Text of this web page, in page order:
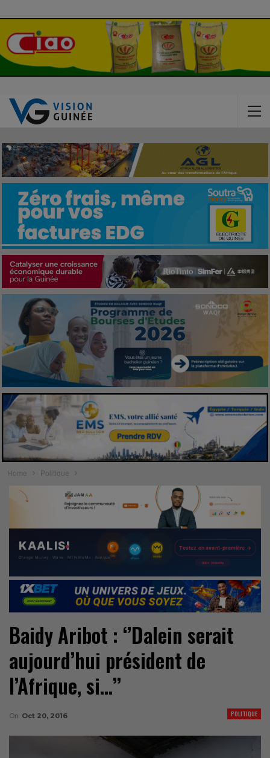
Home Politique
Baidy Aribot : ‘’Dalein serait
aujourd’hui président de
l’Afrique, si…’’
POLITIQUE
On Oct 20, 2016